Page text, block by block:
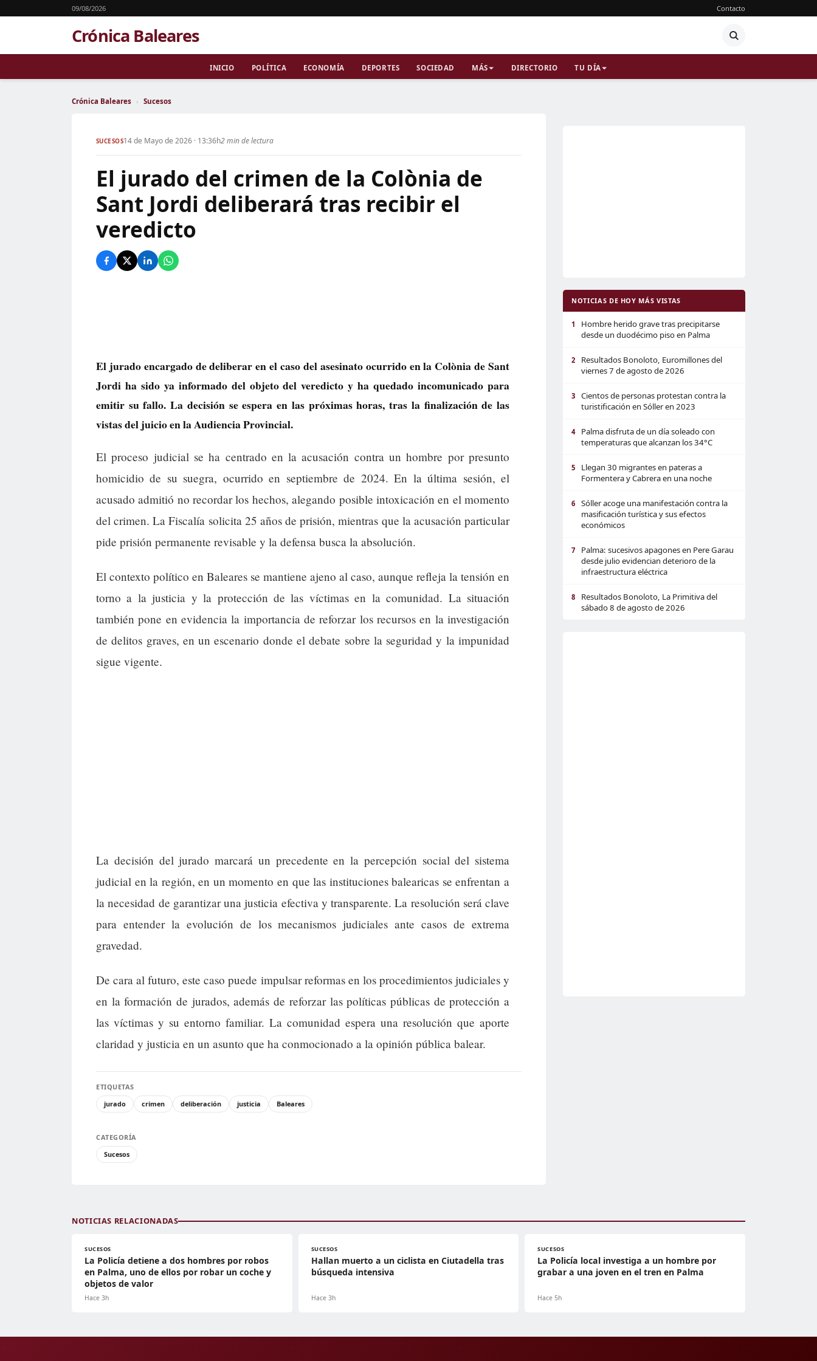
09/08/2026 Contacto
Crónica Baleares
INICIO POLÍTICA ECONOMÍA DEPORTES SOCIEDAD MÁS DIRECTORIO TU DÍA
Crónica Baleares › Sucesos
SUCESOS14 de Mayo de 2026 · 13:36h2 min de lectura
El jurado del crimen de la Colònia de
Sant Jordi deliberará tras recibir el
veredicto
El jurado encargado de deliberar en el caso del asesinato ocurrido en la Colònia de Sant
Jordi ha sido ya informado del objeto del veredicto y ha quedado incomunicado para
emitir su fallo. La decisión se espera en las próximas horas, tras la finalización de las
vistas del juicio en la Audiencia Provincial.
El proceso judicial se ha centrado en la acusación contra un hombre por presunto
homicidio de su suegra, ocurrido en septiembre de 2024. En la última sesión, el
acusado admitió no recordar los hechos, alegando posible intoxicación en el momento
del crimen. La Fiscalía solicita 25 años de prisión, mientras que la acusación particular
pide prisión permanente revisable y la defensa busca la absolución.
El contexto político en Baleares se mantiene ajeno al caso, aunque refleja la tensión en
torno a la justicia y la protección de las víctimas en la comunidad. La situación
también pone en evidencia la importancia de reforzar los recursos en la investigación
de delitos graves, en un escenario donde el debate sobre la seguridad y la impunidad
sigue vigente.
La decisión del jurado marcará un precedente en la percepción social del sistema
judicial en la región, en un momento en que las instituciones balearicas se enfrentan a
la necesidad de garantizar una justicia efectiva y transparente. La resolución será clave
para entender la evolución de los mecanismos judiciales ante casos de extrema
gravedad.
De cara al futuro, este caso puede impulsar reformas en los procedimientos judiciales y
en la formación de jurados, además de reforzar las políticas públicas de protección a
las víctimas y su entorno familiar. La comunidad espera una resolución que aporte
claridad y justicia en un asunto que ha conmocionado a la opinión pública balear.
ETIQUETAS
jurado
crimen deliberación justicia Baleares
CATEGORÍA
Sucesos
NOTICIAS DE HOY MÁS VISTAS
1
Hombre herido grave tras precipitarse
desde un duodécimo piso en Palma
2
Resultados Bonoloto, Euromillones del
viernes 7 de agosto de 2026
3
Cientos de personas protestan contra la
turistificación en Sóller en 2023
4
Palma disfruta de un día soleado con
temperaturas que alcanzan los 34°C
5
Llegan 30 migrantes en pateras a
Formentera y Cabrera en una noche
6
Sóller acoge una manifestación contra la
masificación turística y sus efectos
económicos
7
Palma: sucesivos apagones en Pere Garau
desde julio evidencian deterioro de la
infraestructura eléctrica
8
Resultados Bonoloto, La Primitiva del
sábado 8 de agosto de 2026
NOTICIAS RELACIONADAS
SUCESOS
La Policía detiene a dos hombres por robos
en Palma, uno de ellos por robar un coche y
objetos de valor
Hace 3h
SUCESOS
Hallan muerto a un ciclista en Ciutadella tras
búsqueda intensiva
Hace 3h
SUCESOS
La Policía local investiga a un hombre por
grabar a una joven en el tren en Palma
Hace 5h